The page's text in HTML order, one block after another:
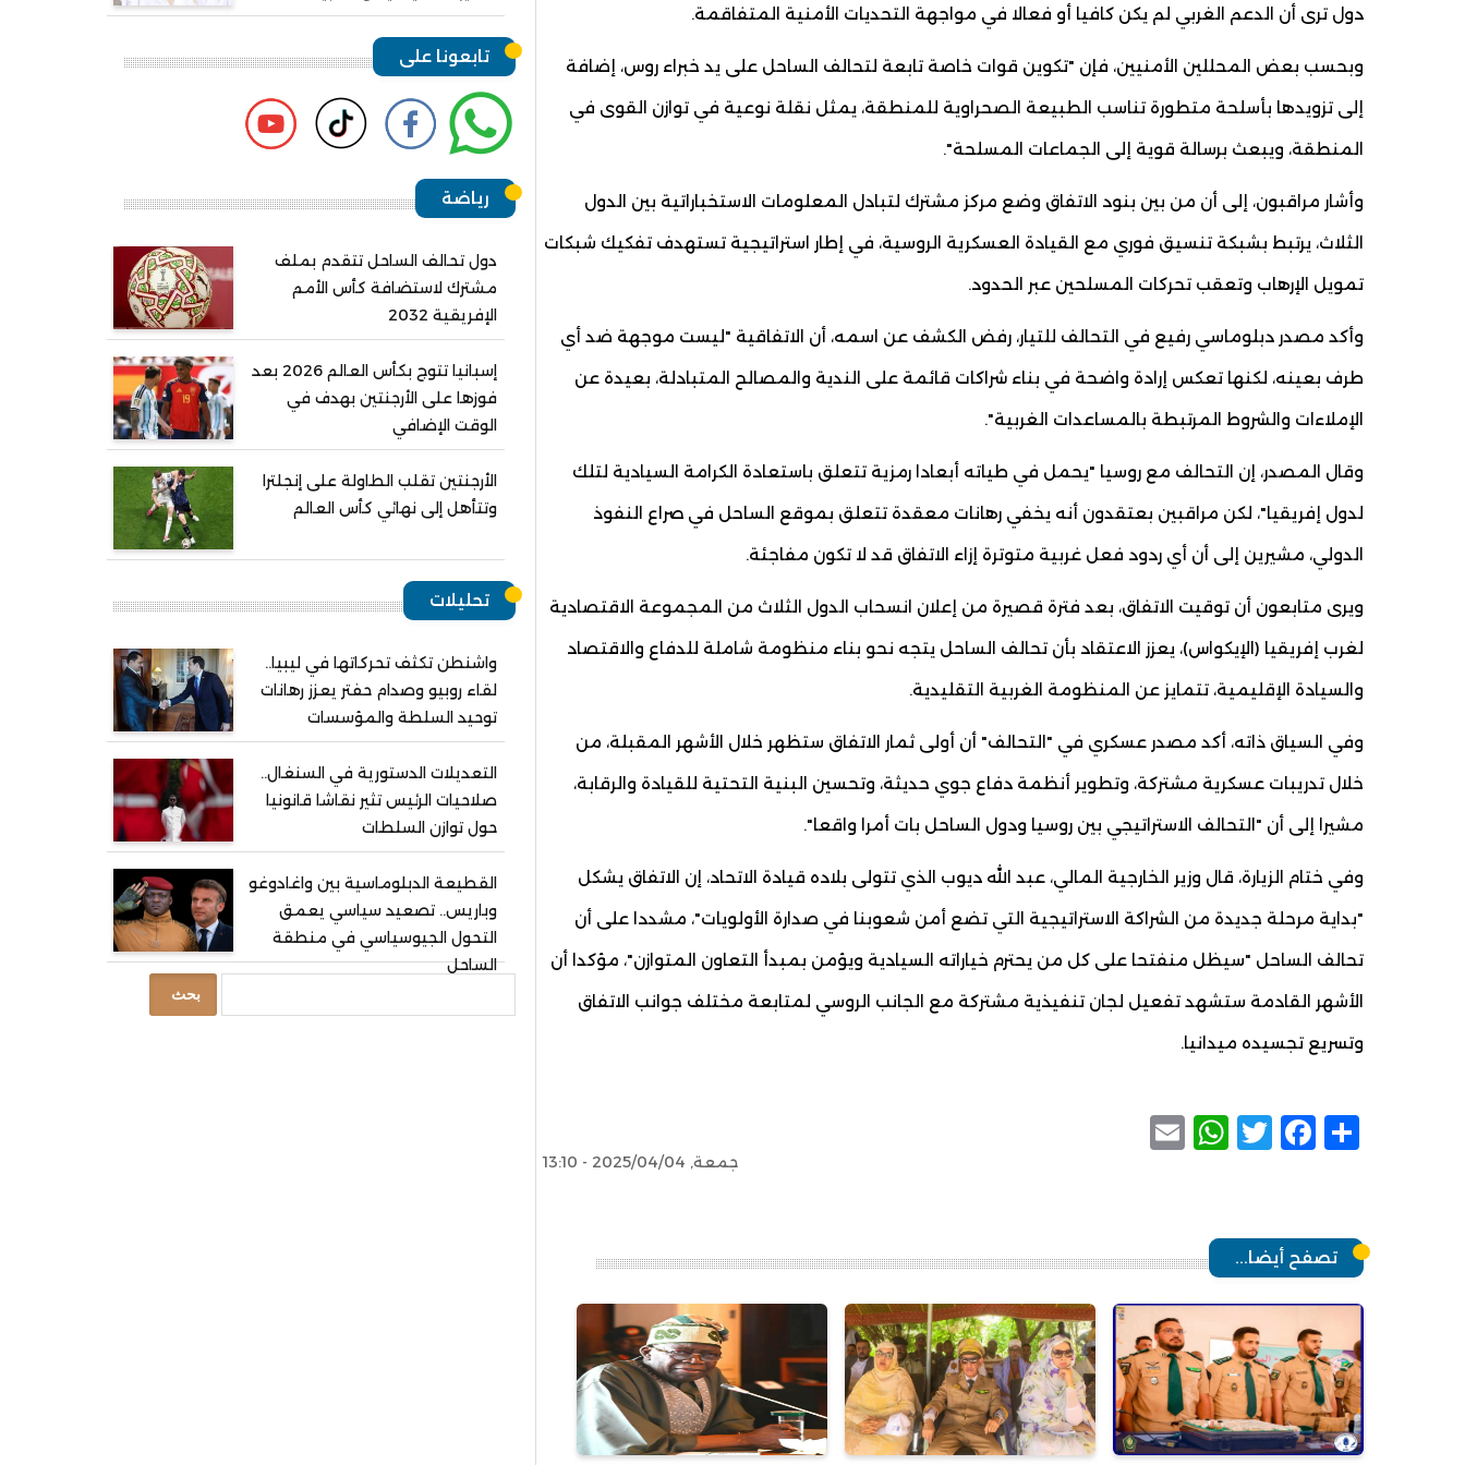
دول ترى أن الدعم الغربي لم يكن كافيا أو فعالا في مواجهة التحديات الأمنية المتفاقمة.
وبحسب بعض المحللين الأمنيين، فإن "تكوين قوات خاصة تابعة لتحالف الساحل على يد خبراء روس، إضافة
إلى تزويدها بأسلحة متطورة تناسب الطبيعة الصحراوية للمنطقة، يمثل نقلة نوعية في توازن القوى في
المنطقة، ويبعث برسالة قوية إلى الجماعات المسلحة".
وأشار مراقبون، إلى أن من بين بنود الاتفاق وضع مركز مشترك لتبادل المعلومات الاستخباراتية بين الدول
الثلاث، يرتبط بشبكة تنسيق فوري مع القيادة العسكرية الروسية، في إطار استراتيجية تستهدف تفكيك شبكات
تمويل الإرهاب وتعقب تحركات المسلحين عبر الحدود.
وأكد مصدر دبلوماسي رفيع في التحالف للتيار، رفض الكشف عن اسمه، أن الاتفاقية "ليست موجهة ضد أي
طرف بعينه، لكنها تعكس إرادة واضحة في بناء شراكات قائمة على الندية والمصالح المتبادلة، بعيدة عن
الإملاءات والشروط المرتبطة بالمساعدات الغربية".
وقال المصدر، إن التحالف مع روسيا "يحمل في طياته أبعادا رمزية تتعلق باستعادة الكرامة السيادية لتلك
لدول إفريقيا"، لكن مراقبين بعتقدون أنه يخفي رهانات معقدة تتعلق بموقع الساحل في صراع النفوذ
الدولي، مشيرين إلى أن أي ردود فعل غربية متوترة إزاء الاتفاق قد لا تكون مفاجئة.
ويرى متابعون أن توقيت الاتفاق، بعد فترة قصيرة من إعلان انسحاب الدول الثلاث من المجموعة الاقتصادية
لغرب إفريقيا (الإيكواس)، يعزز الاعتقاد بأن تحالف الساحل يتجه نحو بناء منظومة شاملة للدفاع والاقتصاد
والسيادة الإقليمية، تتمايز عن المنظومة الغربية التقليدية.
وفي السياق ذاته، أكد مصدر عسكري في "التحالف" أن أولى ثمار الاتفاق ستظهر خلال الأشهر المقبلة، من
خلال تدريبات عسكرية مشتركة، وتطوير أنظمة دفاع جوي حديثة، وتحسين البنية التحتية للقيادة والرقابة،
مشيرا إلى أن "التحالف الاستراتيجي بين روسيا ودول الساحل بات أمرا واقعا".
وفي ختام الزيارة، قال وزير الخارجية المالي، عبد الله ديوب الذي تتولى بلاده قيادة الاتحاد، إن الاتفاق يشكل
"بداية مرحلة جديدة من الشراكة الاستراتيجية التي تضع أمن شعوبنا في صدارة الأولويات"، مشددا على أن
تحالف الساحل "سيظل منفتحا على كل من يحترم خياراته السيادية ويؤمن بمبدأ التعاون المتوازن"، مؤكدا أن
الأشهر القادمة ستشهد تفعيل لجان تنفيذية مشتركة مع الجانب الروسي لمتابعة مختلف جوانب الاتفاق
وتسريع تجسيده ميدانيا.
Share
Facebook
Twitter
WhatsApp
جمعة, 2025/04/04 - 13:10
تصفح أيضا...
تابعونا على
رياضة
دول تحالف الساحل تتقدم بملف
مشترك لاستضافة كأس الأمم
الإفريقية 2032
إسبانيا تتوج بكأس العالم 2026 بعد
فوزها على الأرجنتين بهدف في
الوقت الإضافي
الأرجنتين تقلب الطاولة على إنجلترا
وتتأهل إلى نهائي كأس العالم
تحليلات
واشنطن تكثف تحركاتها في ليبيا..
لقاء روبيو وصدام حفتر يعزز رهانات
توحيد السلطة والمؤسسات
التعديلات الدستورية في السنغال..
صلاحيات الرئيس تثير نقاشا قانونيا
حول توازن السلطات
القطيعة الدبلوماسية بين واغادوغو
وباريس.. تصعيد سياسي يعمق
التحول الجيوسياسي في منطقة
الساحل